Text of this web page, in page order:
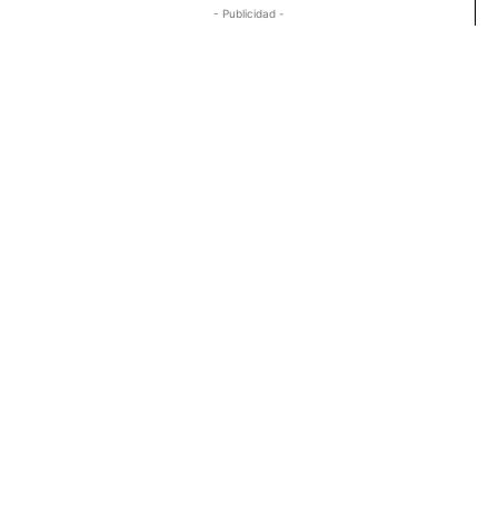
- Publicidad -